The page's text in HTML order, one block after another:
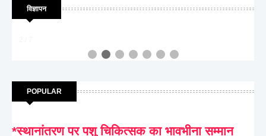
विज्ञापन
POPULAR
*स्थानांतरण पर पशु चिकित्सक का भावभीना सम्मान